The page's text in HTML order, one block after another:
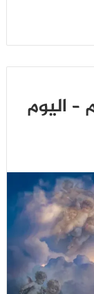
– اليوم